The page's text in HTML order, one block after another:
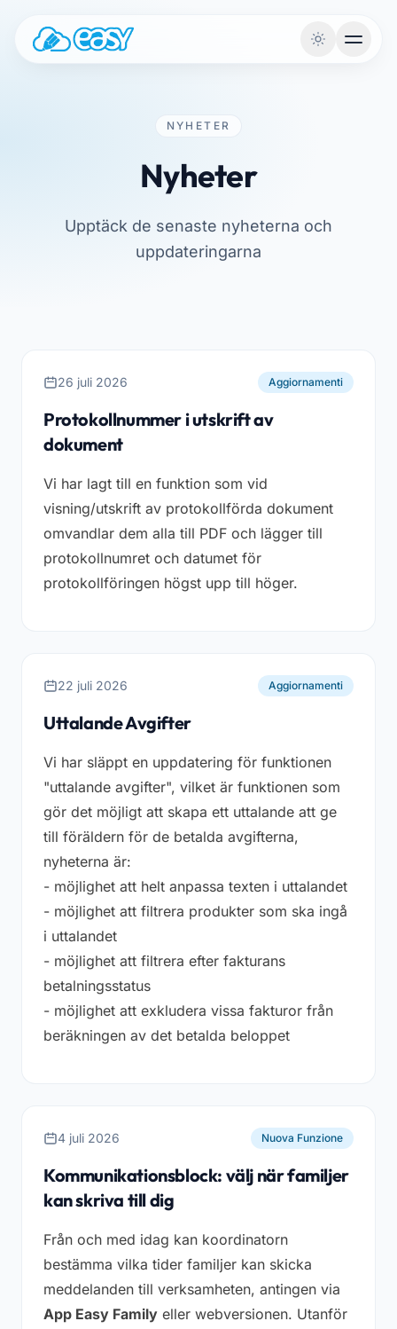
NYHETER
Nyheter
Upptäck de senaste nyheterna och
uppdateringarna
26 juli 2026 Aggiornamenti
Protokollnummer i utskrift av
dokument
Vi har lagt till en funktion som vid
visning/utskrift av protokollförda dokument
omvandlar dem alla till PDF och lägger till
protokollnumret och datumet för
protokollföringen högst upp till höger.
22 juli 2026 Aggiornamenti
Uttalande Avgifter
Vi har släppt en uppdatering för funktionen
"uttalande avgifter", vilket är funktionen som
gör det möjligt att skapa ett uttalande att ge
till föräldern för de betalda avgifterna,
nyheterna är:
- möjlighet att helt anpassa texten i uttalandet
- möjlighet att filtrera produkter som ska ingå
i uttalandet
- möjlighet att filtrera efter fakturans
betalningsstatus
- möjlighet att exkludera vissa fakturor från
beräkningen av det betalda beloppet
4 juli 2026 Nuova Funzione
Kommunikationsblock: välj när familjer
kan skriva till dig
Från och med idag kan koordinatorn
bestämma vilka tider familjer kan skicka
meddelanden till verksamheten, antingen via
App Easy Family eller webversionen. Utanför